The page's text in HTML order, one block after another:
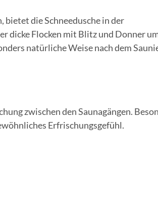
die Schneedusche in der
dicke Flocken mit Blitz und Donner
natürliche Weise nach dem
zwischen den Saunagängen.
Erfrischungsgefühl.